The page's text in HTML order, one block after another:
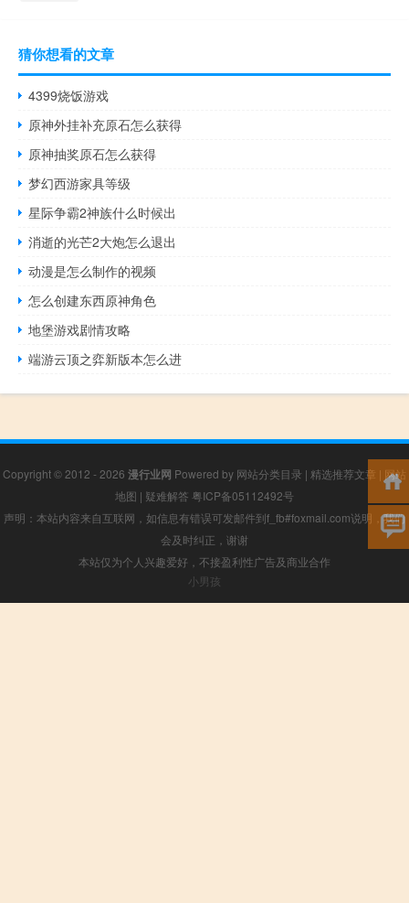
猜你想看的文章
4399烧饭游戏
原神外挂补充原石怎么获得
原神抽奖原石怎么获得
梦幻西游家具等级
星际争霸2神族什么时候出
消逝的光芒2大炮怎么退出
动漫是怎么制作的视频
怎么创建东西原神角色
地堡游戏剧情攻略
端游云顶之弈新版本怎么进
Copyright © 2012 - 2026 漫行业网 Powered by 网站分类目录 | 精选推荐文章 | 网站
地图 | 疑难解答 粤ICP备05112492号
声明：本站内容来自互联网，如信息有错误可发邮件到f_fb#foxmail.com说明，我们
会及时纠正，谢谢
本站仅为个人兴趣爱好，不接盈利性广告及商业合作
小男孩